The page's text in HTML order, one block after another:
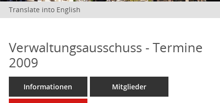
Translate into English
Verwaltungsausschuss - Termine
2009
Informationen Mitglieder